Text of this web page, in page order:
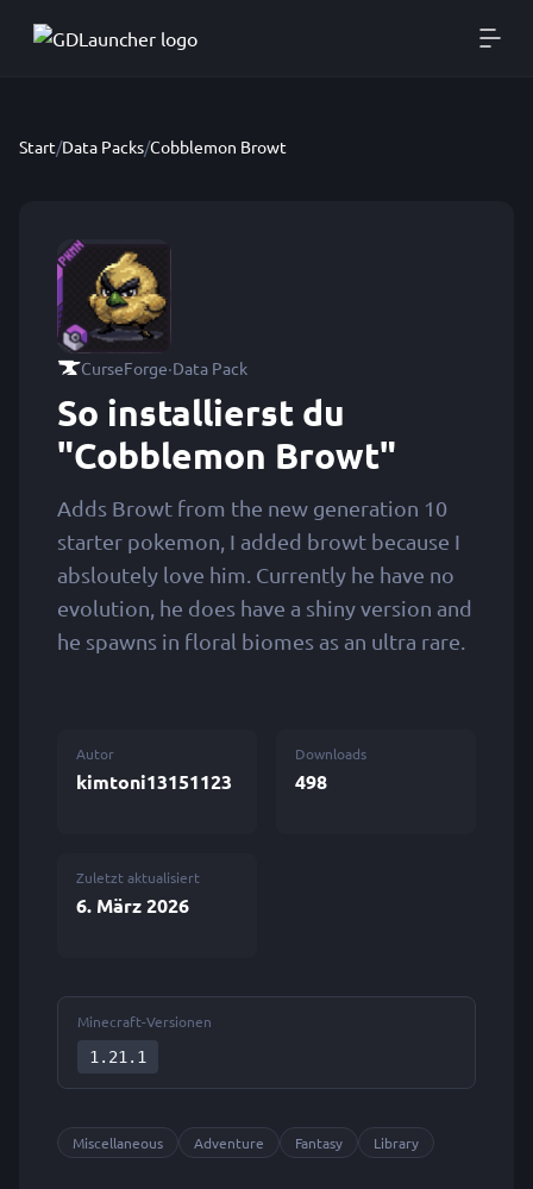
Start/Data Packs/Cobblemon Browt
CurseForge·Data Pack
So installierst du
"Cobblemon Browt"
Adds Browt from the new generation 10
starter pokemon, I added browt because I
absloutely love him. Currently he have no
evolution, he does have a shiny version and
he spawns in floral biomes as an ultra rare.
Autor
kimtoni13151123
Downloads
498
Zuletzt aktualisiert
6. März 2026
Minecraft-Versionen
1.21.1
Miscellaneous Adventure Fantasy Library